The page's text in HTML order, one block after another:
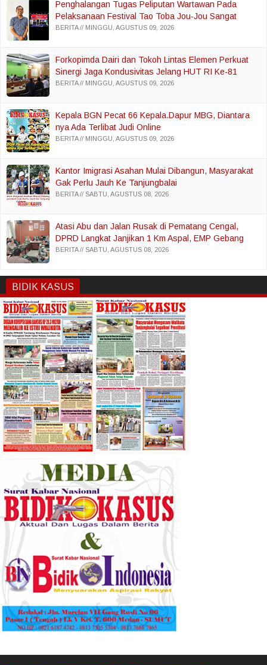
Penghalangan Tugas Peliputan Wartawan Pada
Pelaksanaan Festival Tao Toba Jou-Jou Sangat
Disayangkan Ketua PWI Samosir
BERITA MINGGU, AGUSTUS 09, 2026
Forkopimda Dairi dan Tokoh Lintas Elemen Perkuat
Sinergi Jaga Kondusivitas Jelang HUT RI Ke-81
BERITA MINGGU, AGUSTUS 09, 2026
Kepala BGN Pecat 66 Kepala.Dapur MBG, Diantara
nya Ada Terlibat Judi Online
BERITA MINGGU, AGUSTUS 09, 2026
Kantor Imigrasi Asahan Mulai Dibangun, Masyarakat
Gak Perlu Jauh Ke Tanjungbalai
BERITA SABTU, AGUSTUS 08, 2026
Atasi Abu dan Jalan Rusak di Pematang Cengal,
DPRD Langkat Janjikan 1 Km Aspal, EMP Gebang
Bantu 200 Truk Sertu
BERITA SABTU, AGUSTUS 08, 2026
BIDIK KASUS